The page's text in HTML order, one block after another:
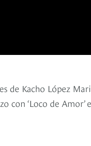
de Kacho López
con ‘Loco de Amor’